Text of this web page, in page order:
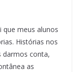
que meus alunos
Histórias nos
darmos conta,
as